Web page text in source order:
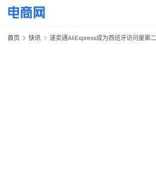
首页 快讯 速卖通AliExpress成为西班牙访问量第